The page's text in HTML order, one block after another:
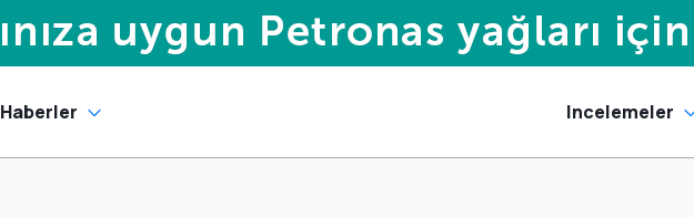
Haberler Incelemeler